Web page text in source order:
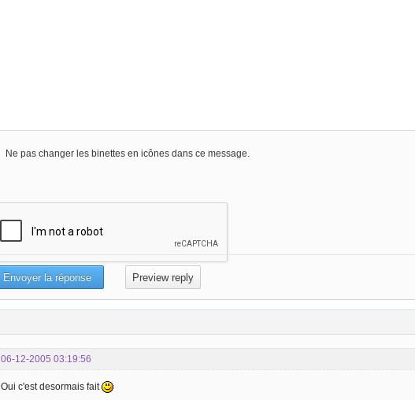
Ne pas changer les binettes en icônes dans ce message.
06-12-2005 03:19:56
Oui c'est desormais fait